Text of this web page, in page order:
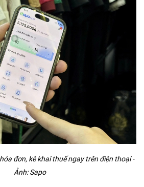
đơn, kê khai thuế ngay trên điện thoại -
Ảnh: Sapo